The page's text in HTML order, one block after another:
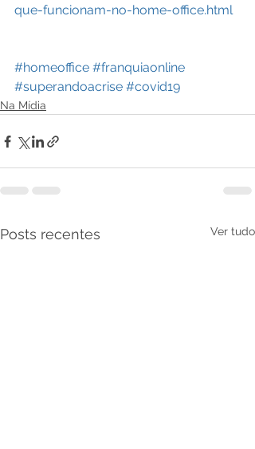
que-funcionam-no-home-office.html
#homeoffice #franquiaonline
#superandoacrise #covid19
Na Mídia
Posts recentes Ver tudo